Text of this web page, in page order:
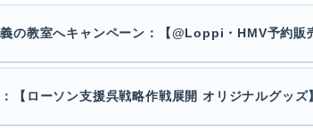
の教室へキャンペーン：【@Loppi・HMV予約販
【ローソン支援呉戦略作戦展開 オリジナルグッズ